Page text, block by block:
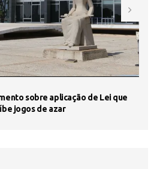
sobre aplicação de Lei que
jogos de azar